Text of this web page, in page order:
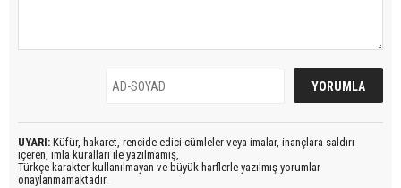
UYARI: Küfür, hakaret, rencide edici cümleler veya imalar, inançlara saldırı
içeren, imla kuralları ile yazılmamış,
Türkçe karakter kullanılmayan ve büyük harflerle yazılmış yorumlar
onaylanmamaktadır.